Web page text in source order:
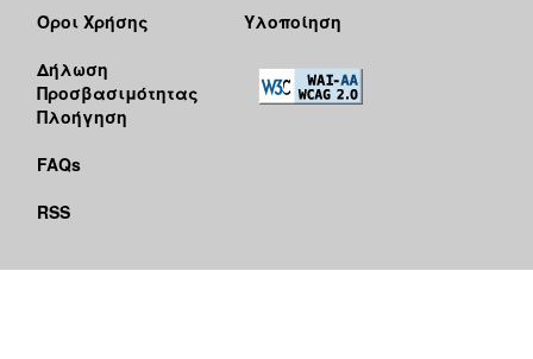
Όροι Χρήσης
Δήλωση
Προσβασιμότητας
Πλοήγηση
FAQs
RSS
Υλοποίηση